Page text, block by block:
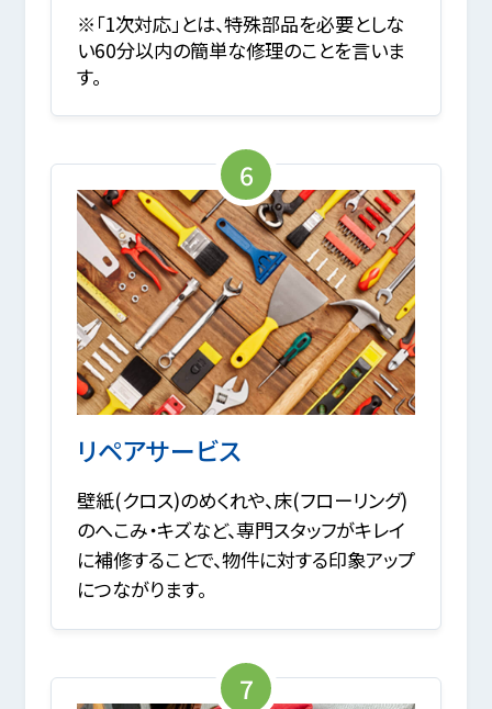
※「1次対応」とは、特殊部品を必要としな
い60分以内の簡単な修理のことを言いま
す。
6
リペアサービス
壁紙(クロス)のめくれや、床(フローリング)
のへこみ・キズなど、専門スタッフがキレイ
に補修することで、物件に対する印象アップ
につながります。
7